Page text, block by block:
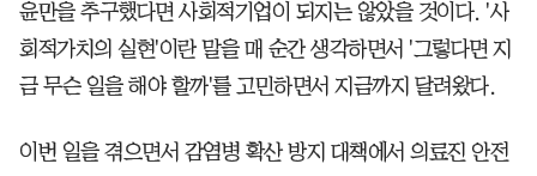
윤만을 추구했다면 사회적기업이 되지는 않았을 것이다. '사
회적가치의 실현'이란 말을 매 순간 생각하면서 '그렇다면 지
금 무슨 일을 해야 할까'를 고민하면서 지금까지 달려왔다.
이번 일을 겪으면서 감염병 확산 방지 대책에서 의료진 안전